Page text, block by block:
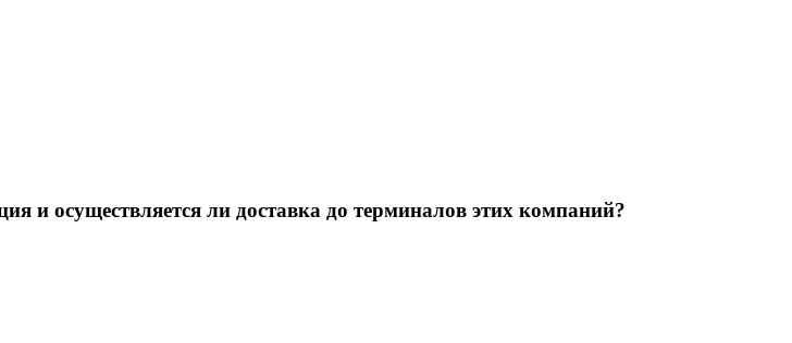
и осуществляется ли доставка до терминалов этих компаний?